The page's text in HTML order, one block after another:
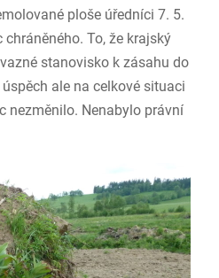
ploše úředníci 7. 5.
To, že krajský
stanovisko k zásahu do
ale na celkové situaci
nezměnilo. Nenabylo právní